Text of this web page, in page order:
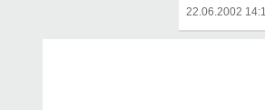
22.06.2002